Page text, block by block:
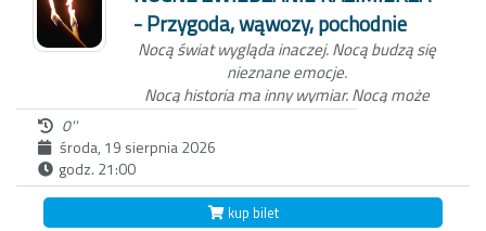
- Przygoda, wąwozy, pochodnie
Nocą świat wygląda inaczej.Nocą budzą się
nieznane emocje.
Nocą historia ma inny wymiar.Nocą może
zdarzyć się wszystko...
Niezwykła nocna wycieczka po Kazimierzu
Dolnym to nie tylko spacer z przewodnikiem
po Miasteczku. W ten wieczór, zabierzemy
0''
środa, 19 sierpnia 2026
godz. 21:00
kup bilet